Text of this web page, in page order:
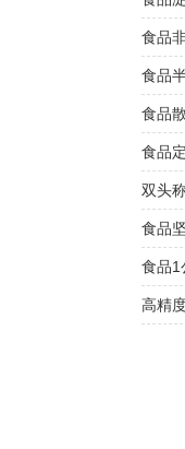
食品
食品
食品
食品
双头
食品
食品1
高精